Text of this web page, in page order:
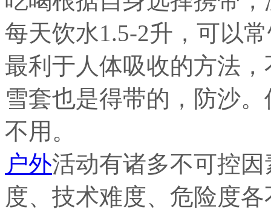
每天饮水1.5-2升，可以
最利于人体吸收的方法
雪套也是得带的，防沙
不用。
户外活动有诸多不可控
度、技术难度、危险度